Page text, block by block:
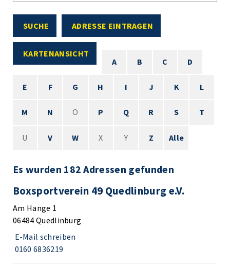
SUCHE ADRESSE EINTRAGEN
KARTENANSICHT
A
B C D
E F G H I J K L
M N O P Q R S T
U V W X Y Z Alle
Es wurden 182 Adressen gefunden
Boxsportverein 49 Quedlinburg e.V.
Am Hange 1
06484 Quedlinburg
E-Mail schreiben
0160 6836219